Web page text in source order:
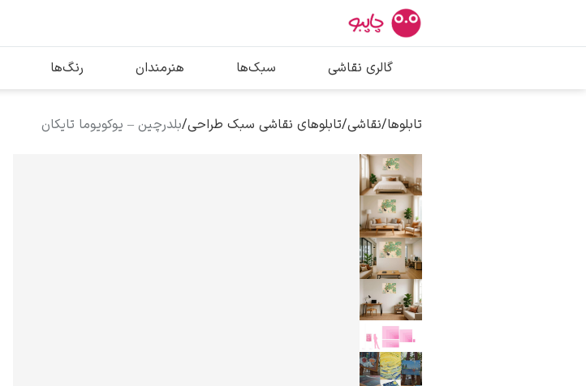
بیشترین جستجوها
پیکاسو
سالوادور دالی
محبوب‌ترین هنرمندان
گالری نقاشی سبک‌ها هنرمندان رنگ‌ها
تابلوها/نقاشی/تابلوهای نقاشی سبک طراحی/بلدرچین – یوکویوما تایکان